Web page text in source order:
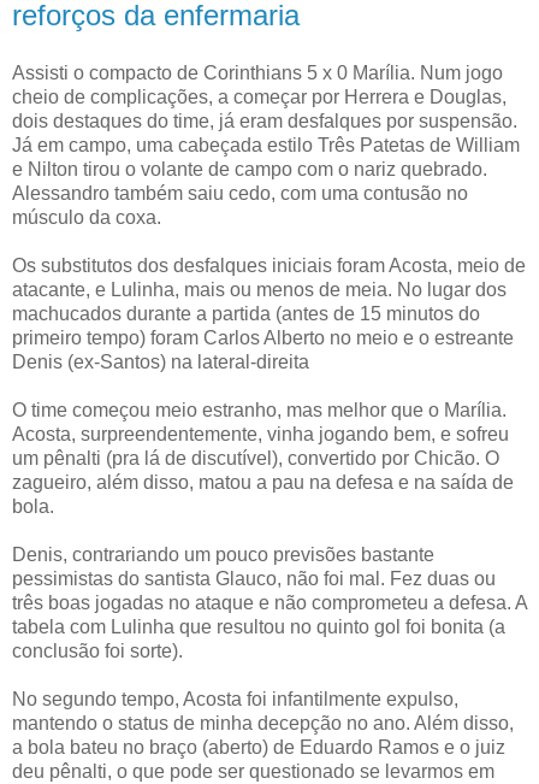
reforços da enfermaria
Assisti o compacto de Corinthians 5 x 0 Marília. Num jogo
cheio de complicações, a começar por Herrera e Douglas,
dois destaques do time, já eram desfalques por suspensão.
Já em campo, uma cabeçada estilo Três Patetas de William
e Nilton tirou o volante de campo com o nariz quebrado.
Alessandro também saiu cedo, com uma contusão no
músculo da coxa.
Os substitutos dos desfalques iniciais foram Acosta, meio de
atacante, e Lulinha, mais ou menos de meia. No lugar dos
machucados durante a partida (antes de 15 minutos do
primeiro tempo) foram Carlos Alberto no meio e o estreante
Denis (ex-Santos) na lateral-direita
O time começou meio estranho, mas melhor que o Marília.
Acosta, surpreendentemente, vinha jogando bem, e sofreu
um pênalti (pra lá de discutível), convertido por Chicão. O
zagueiro, além disso, matou a pau na defesa e na saída de
bola.
Denis, contrariando um pouco previsões bastante
pessimistas do santista Glauco, não foi mal. Fez duas ou
três boas jogadas no ataque e não comprometeu a defesa. A
tabela com Lulinha que resultou no quinto gol foi bonita (a
conclusão foi sorte).
No segundo tempo, Acosta foi infantilmente expulso,
mantendo o status de minha decepção no ano. Além disso,
a bola bateu no braço (aberto) de Eduardo Ramos e o juiz
deu pênalti, o que pode ser questionado se levarmos em